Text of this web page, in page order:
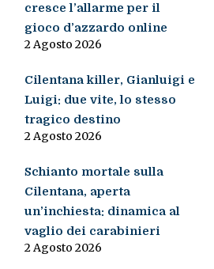
cresce l’allarme per il
gioco d’azzardo online
2 Agosto 2026
Cilentana killer, Gianluigi e
Luigi: due vite, lo stesso
tragico destino
2 Agosto 2026
Schianto mortale sulla
Cilentana, aperta
un’inchiesta: dinamica al
vaglio dei carabinieri
2 Agosto 2026